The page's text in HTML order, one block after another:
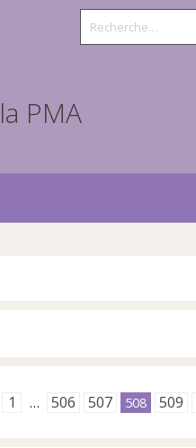
1 … 506 507 508 509